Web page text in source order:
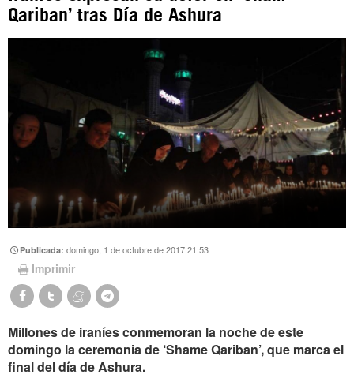
WhatsApp y Viber: +98 921 79 29 404
https://www.facebook.com/Nexolatino.Canal
Qariban’ tras Día de Ashura
Publicada:domingo, 1 de octubre de 2017 21:53
Imprimir
Millones de iraníes conmemoran la noche de este
domingo la ceremonia de ‘Shame Qariban’, que marca el
final del día de Ashura.